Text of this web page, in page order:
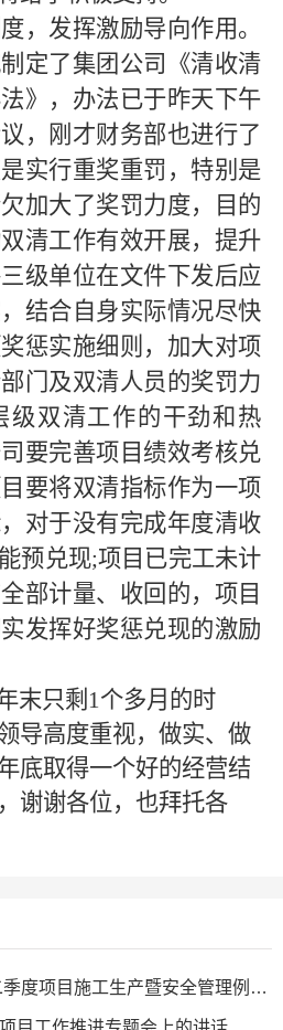
，发挥激励导向作用。
定了集团公司《清收清
》，办法已于昨天下午
，刚才财务部也进行了
实行重奖重罚，特别是
加大了奖罚力度，目的
清工作有效开展，提升
级单位在文件下发后应
结合自身实际情况尽快
惩实施细则，加大对项
门及双清人员的奖罚力
级双清工作的干劲和热
要完善项目绩效考核兑
要将双清指标作为一项
对于没有完成年度清收
预兑现;项目已完工未计
部计量、收回的，项目
发挥好奖惩兑现的激励
末只剩 1个多月的时
导高度重视，做实、做
底取得一个好的经营结
谢谢各位，也拜托各
公司董事长在2026年二季度项目施工生产暨安全管理例会上的讲话